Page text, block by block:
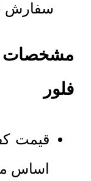
سفارش
فلور
اساس